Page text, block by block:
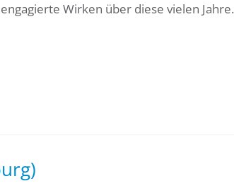
Wirken über diese vielen Jahre.